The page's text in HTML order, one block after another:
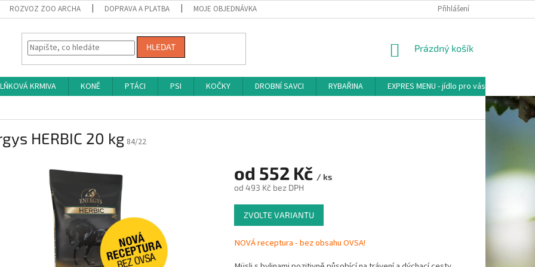
ROZVOZ ZOO ARCHA DOPRAVA A PLATBA MOJE OBJEDNÁVKA Přihlášení
HLEDAT
NÁKUPNÍ
Prázdný košík
KRMIVA KONĚ PTÁCI PSI KOČKY DROBNÍ SAVCI RYBAŘINA EXPRES MENU - jídlo pro vás
HERBIC 20 kg 84/22
od 552 Kč / ks
od 493 Kčbez DPH
Měrná
cena:
ZVOLTE VARIANTU
NOVÁ receptura - bez obsahu OVSA!